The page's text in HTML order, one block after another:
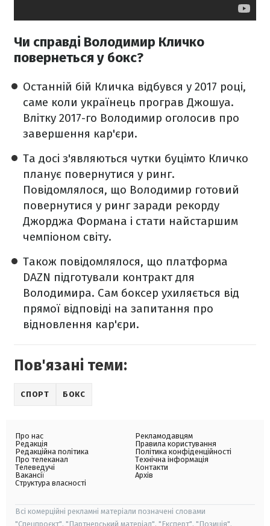
Чи справді Володимир Кличко
повернеться у бокс?
Останній бій Кличка відбувся у 2017 році,
саме коли українець програв Джошуа.
Влітку 2017-го Володимир оголосив про
завершення кар'єри.
Та досі з'являються чутки буцімто Кличко
планує повернутися у ринг.
Повідомлялося, що Володимир готовий
повернутися у ринг заради рекорду
Джорджа Формана і стати найстаршим
чемпіоном світу.
Також повідомлялося, що платформа
DAZN підготували контракт для
Володимира. Сам боксер ухиляється від
прямої відповіді на запитання про
відновлення кар'єри.
Пов'язані теми:
СПОРТ БОКС
Про нас
Редакція
Редакційна політика
Про телеканал
Телеведучі
Вакансії
Структура власності
Рекламодавцям
Правила користування
Політика конфіденційності
Технічна інформація
Контакти
Архів
Всі комерційні рекламні матеріали позначені словами
"Спецпроєкт", "Партнерський матеріал", "Експерт", "Позиція".